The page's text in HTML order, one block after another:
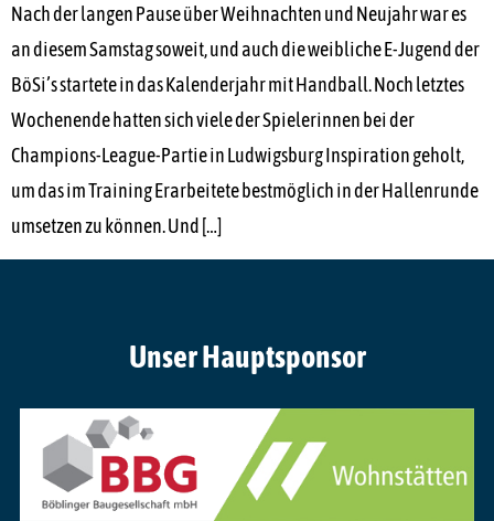
Nach der langen Pause über Weihnachten und Neujahr war es
an diesem Samstag soweit, und auch die weibliche E-Jugend der
BöSi’s startete in das Kalenderjahr mit Handball. Noch letztes
Wochenende hatten sich viele der Spielerinnen bei der
Champions-League-Partie in Ludwigsburg Inspiration geholt,
um das im Training Erarbeitete bestmöglich in der Hallenrunde
umsetzen zu können. Und […]
Unser Hauptsponsor